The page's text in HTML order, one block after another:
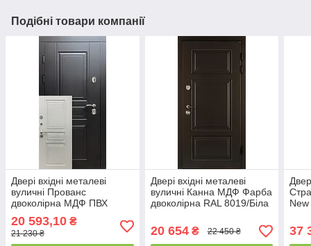
Подібні товари компанії
Двері вхідні металеві
вуличні Прованс
двоколірна МДФ ПВХ
Венге-темний
850х2040х110 Ліве/Праве
20 593,10 ₴
21 230 ₴
Двері вхідні металеві
вуличні Канна МДФ Фарба
двоколірна RAL 8019/Біла
850/950х2040х100 Ліве/
Праве
20 654₴ 22 450 ₴ 37